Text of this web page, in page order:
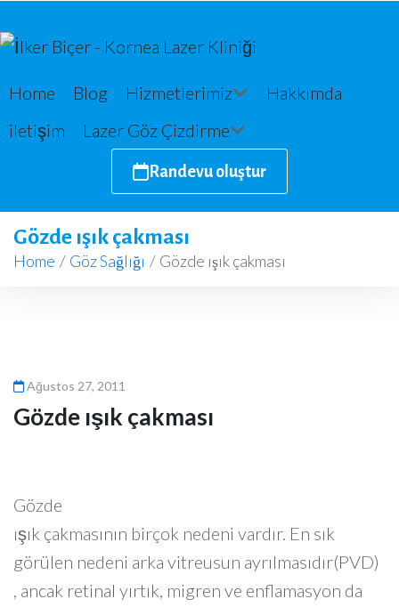
Home Blog Hizmetlerimiz
Hakkımda
iletişim
Lazer Göz Çizdirme
Randevu oluştur
Gözde ışık çakması
Home / Göz Sağlığı / Gözde ışık çakması
Ağustos 27, 2011
Gözde ışık çakması
Gözde
ışık çakmasının birçok nedeni vardır. En sık
görülen nedeni arka vitreusun ayrılmasıdır(PVD)
, ancak retinal yırtık, migren ve enflamasyon da